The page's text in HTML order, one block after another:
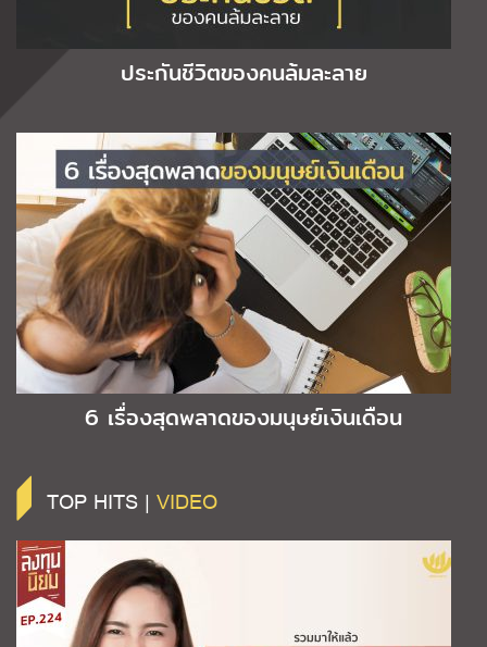
ประกันชีวิตของคนล้มละลาย
6 เรื่องสุดพลาดของมนุษย์เงินเดือน
TOP HITS | VIDEO